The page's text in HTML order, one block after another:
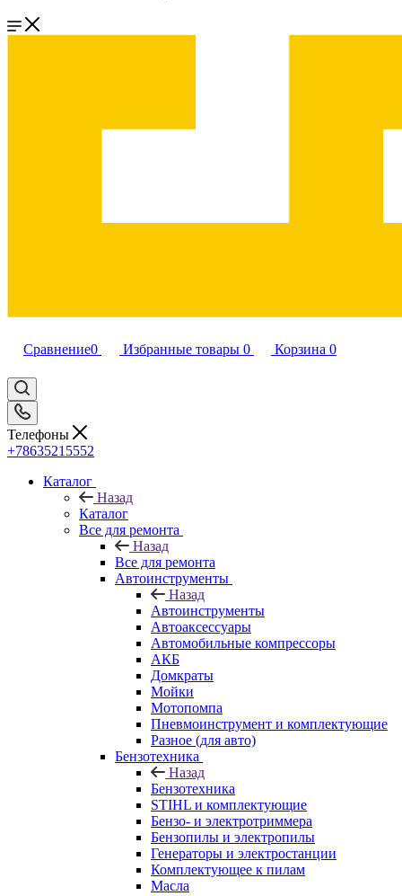
Сравнение0 Избранные товары 0 Корзина 0
Телефоны
+78635215552
Каталог
Назад
Каталог
Все для ремонта
Назад
Все для ремонта
Автоинструменты
Назад
Автоинструменты
Автоаксессуары
Автомобильные компрессоры
АКБ
Домкраты
Мойки
Мотопомпа
Пневмоинструмент и комплектующие
Разное (для авто)
Бензотехника
Назад
Бензотехника
STIHL и комплектующие
Бензо- и электротриммера
Бензопилы и электропилы
Генераторы и электростанции
Комплектующее к пилам
Масла